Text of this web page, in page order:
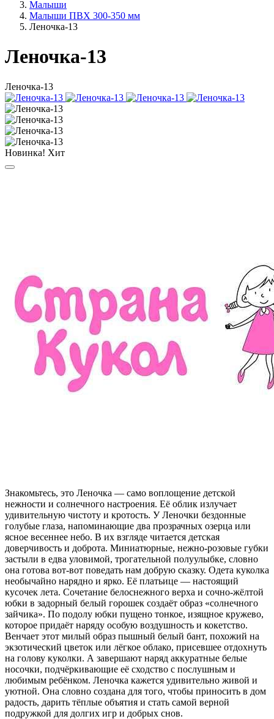
Малыши
Малыши ПВХ 300-350 мм
Леночка-13
Леночка-13
Леночка-13
Новинка! Хит
Знакомьтесь, это Леночка — само воплощение детской
нежности и солнечного настроения. Её облик излучает
удивительную чистоту и кротость. У Леночки бездонные
голубые глаза, напоминающие два прозрачных озерца или
ясное весеннее небо. В их взгляде читается детская
доверчивость и доброта. Миниатюрные, нежно-розовые губки
застыли в едва уловимой, трогательной полуулыбке, словно
она готова вот-вот поведать нам добрую сказку. Одета куколка
необычайно нарядно и ярко. Её платьице — настоящий
кусочек лета. Сочетание белоснежного верха и сочно-жёлтой
юбки в задорный белый горошек создаёт образ «солнечного
зайчика». По подолу юбки пущено тонкое, изящное кружево,
которое придаёт наряду особую воздушность и кокетство.
Венчает этот милый образ пышный белый бант, похожий на
экзотический цветок или лёгкое облако, присевшее отдохнуть
на голову куколки. А завершают наряд аккуратные белые
носочки, подчёркивающие её сходство с послушным и
любимым ребёнком. Леночка кажется удивительно живой и
уютной. Она словно создана для того, чтобы приносить в дом
радость, дарить тёплые объятия и стать самой верной
подружкой для долгих игр и добрых снов.